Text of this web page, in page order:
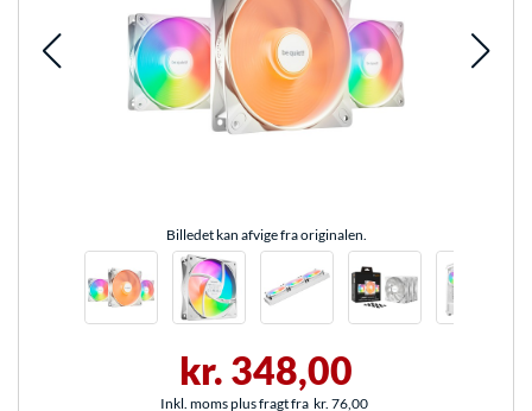
Billedet kan afvige fra originalen.
kr. 348,00
Inkl. moms plus fragt fra kr. 76,00